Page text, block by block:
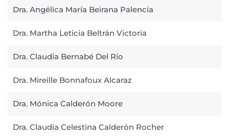
Dra. Angélica María Beirana Palencia
Dra. Martha Leticia Beltrán Victoria
Dra. Claudia Bernabé Del Río
Dra. Mireille Bonnafoux Alcaraz
Dra. Mónica Calderón Moore
Dra. Claudia Celestina Calderón Rocher